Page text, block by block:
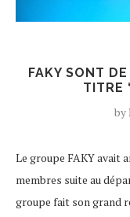
FAKY SONT
TITRE
by
Le groupe FAKY avait
membres suite au
groupe fait son grand